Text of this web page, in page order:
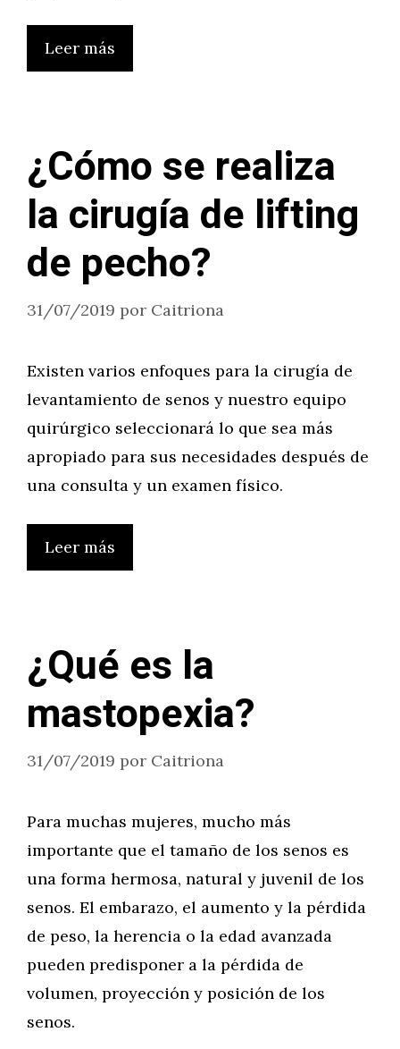
Leer más
¿Cómo se realiza
la cirugía de lifting
de pecho?
31/07/2019 por Caitriona
Existen varios enfoques para la cirugía de
levantamiento de senos y nuestro equipo
quirúrgico seleccionará lo que sea más
apropiado para sus necesidades después de
una consulta y un examen físico.
Leer más
¿Qué es la
mastopexia?
31/07/2019 por Caitriona
Para muchas mujeres, mucho más
importante que el tamaño de los senos es
una forma hermosa, natural y juvenil de los
senos. El embarazo, el aumento y la pérdida
de peso, la herencia o la edad avanzada
pueden predisponer a la pérdida de
volumen, proyección y posición de los
senos.